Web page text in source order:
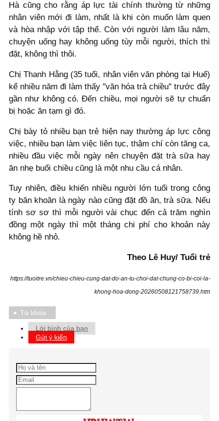
Hà cũng cho rằng áp lực tài chính thường từ những
nhân viên mới đi làm, nhất là khi còn muốn làm quen
và hòa nhập với tập thể. Còn với người làm lâu năm,
chuyện uống hay không uống tùy mỗi người, thích thì
đặt, không thì thôi.
Chị Thanh Hằng (35 tuổi, nhân viên văn phòng tại Huế)
kể nhiều năm đi làm thấy "văn hóa trà chiều" trước đây
gần như không có. Đến chiều, mọi người sẽ tự chuẩn
bị hoặc ăn tạm gì đó.
Chị bày tỏ nhiều bạn trẻ hiện nay thường áp lực công
việc, nhiều bạn làm việc liên tục, thậm chí còn tăng ca,
nhiều đầu việc mỗi ngày nên chuyện đặt trà sữa hay
ăn nhẹ buổi chiều cũng là một nhu cầu cá nhân.
Tuy nhiên, điều khiến nhiều người lớn tuổi trong công
ty băn khoăn là ngày nào cũng đặt đồ ăn, trà sữa. Nếu
tính sơ sơ thì mỗi người vài chục đến cả trăm nghìn
đồng một ngày thì một tháng chi phí cho khoản này
không hề nhỏ.
Theo Lê Huy/ Tuổi trẻ
https://tuoitre.vn/chieu-chieu-cung-dat-do-an-tu-choi-dat-chung-co-bi-coi-la-
khong-hoa-dong-20260508121758739.htm
Từ khóa
Lời bình của bạn
Gửi ý kiến